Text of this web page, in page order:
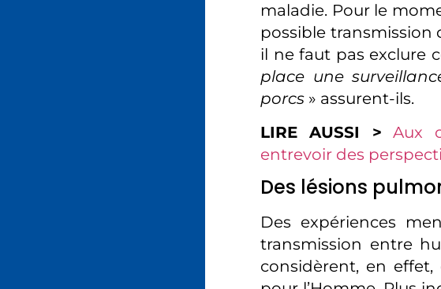
maladie. Pour le
possible transmission
il ne faut pas exclure
place une
porcs » assurent-ils.
LIRE AUSSI >
Aux
entrevoir des
Des lésions
Des expériences
transmission entre
considèrent, en